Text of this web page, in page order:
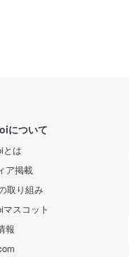
について
とは
ア掲載
取り組み
マスコット
報